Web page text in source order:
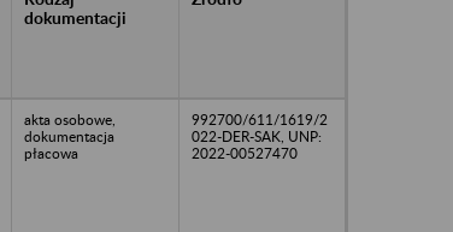
dokumentacji
akta osobowe,
dokumentacja
płacowa
992700/611/1619/2
022-DER-SAK, UNP:
2022-00527470